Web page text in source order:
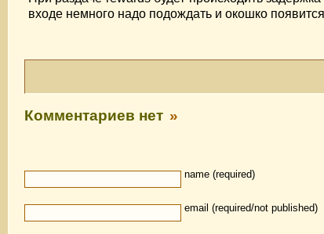
входе немного надо подождать и окошко
Комментариев нет »
name (required)
email (required/not published)